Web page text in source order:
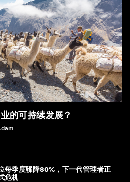
的可持续发展？
每季度骤降80%，下一代管理者正
危机